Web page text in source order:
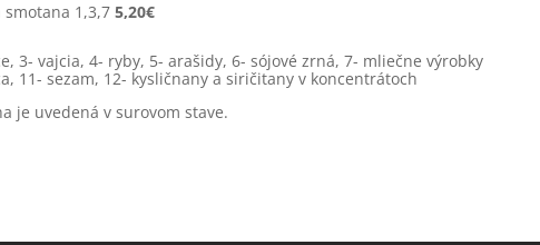
1,3,7 5,20€
3- vajcia, 4- ryby, 5- arašidy, 6- sójové zrná, 7- mliečne výrobky
11- sezam, 12- kysličnany a siričitany v koncentrátoch
je uvedená v surovom stave.